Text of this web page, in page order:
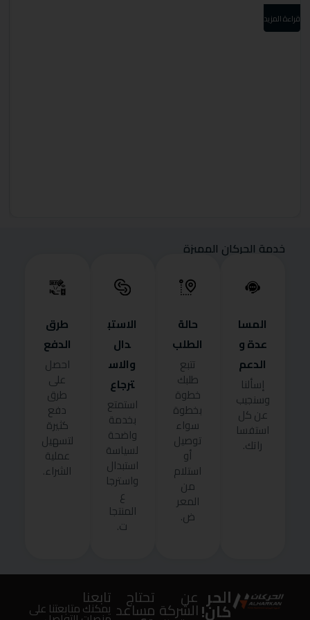
قراءة المزيد
خدمة الحركان المميزة
المسا
عدة و
الدعم
إسألنا
وسنجيب
عن كل
استفسا
راتك.
حالة
الطلب
تتبع
طلبك
خطوة
بخطوة
سواء
توصيل
أو
استلام
من
المعر
ض.
الاستب
دال
والاس
ترجاع
استمتع
بخدمة
واضحة
لسياسة
استبدال
واسترجا
ع
المنتجا
ت.
طرق
الدفع
احصل
على
طرق
دفع
كثيرة
لتسهيل
عملية
الشراء.
الحر
كان!
عن
الشركة
تحتاج
مساعد
تابعنا
يمكنك متابعتنا على